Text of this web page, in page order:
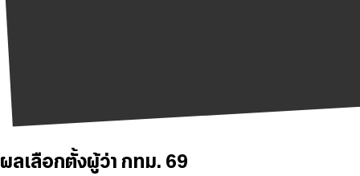
ผลเลือกตั้งผู้ว่า กทม. 69